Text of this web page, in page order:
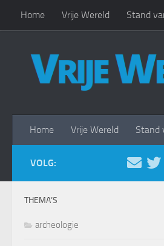
Doorgaan naar inhoud
Home Vrije Wereld Stand
Home Vrije Wereld Stand
VOLG:
THEMA’S
archeologie